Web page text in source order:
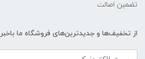
تضمین اصالت
از تخفیف‌ها و جدیدترین‌های فروشگاه ما